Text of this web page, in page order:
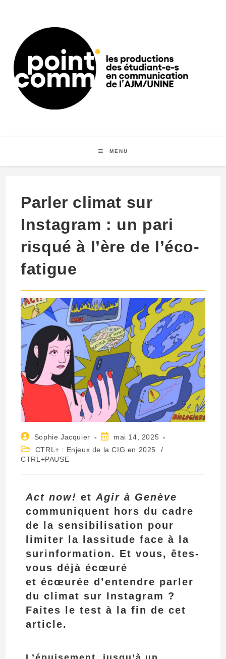
MENU
Parler climat sur
Instagram : un pari
risqué à l’ère de l’éco-
fatigue
Sophie Jacquier
mai 14, 2025
CTRL+ : Enjeux de la CIG en 2025
/
CTRL+PAUSE
Act now! etAgir à Genève
communiquent hors du cadre
de la sensibilisation pour
limiter la lassitude face à la
surinformation. Et vous, êtes-
vous déjà écœuré
etécœuréed’entendre parler
du climat sur Instagram ?
Faites le test à la fin de cet
article.